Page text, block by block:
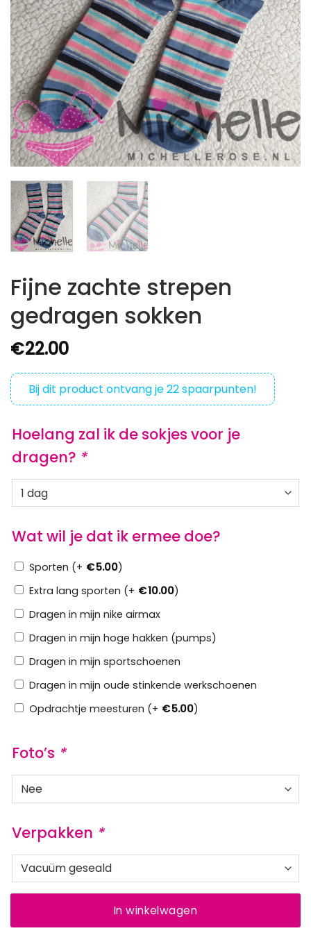
Fijne zachte strepen
gedragen sokken
€22.00
Bij dit product ontvang je22spaarpunten!
Hoelang zal ik de sokjes voor je
dragen? *
Wat wil je dat ik ermee doe?
Sporten (+ €5.00)
Extra lang sporten (+ €10.00)
Dragen in mijn nike airmax
Dragen in mijn hoge hakken (pumps)
Dragen in mijn sportschoenen
Dragen in mijn oude stinkende werkschoenen
Opdrachtje meesturen (+ €5.00)
Foto’s *
Verpakken *
In winkelwagen